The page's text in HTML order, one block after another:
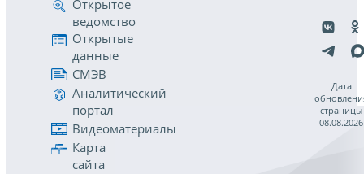
Открытое
ведомство
Открытые
данные
СМЭВ
Аналитический
портал
Видеоматериалы
Карта
сайта
Дата
страницы
08.08.2026